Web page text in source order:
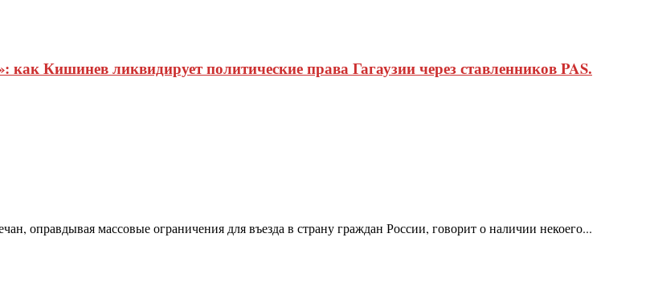
Кишинев ликвидирует политические права Гагаузии через ставленников PAS.
оправдывая массовые ограничения для въезда в страну граждан России, говорит о наличии некоего...